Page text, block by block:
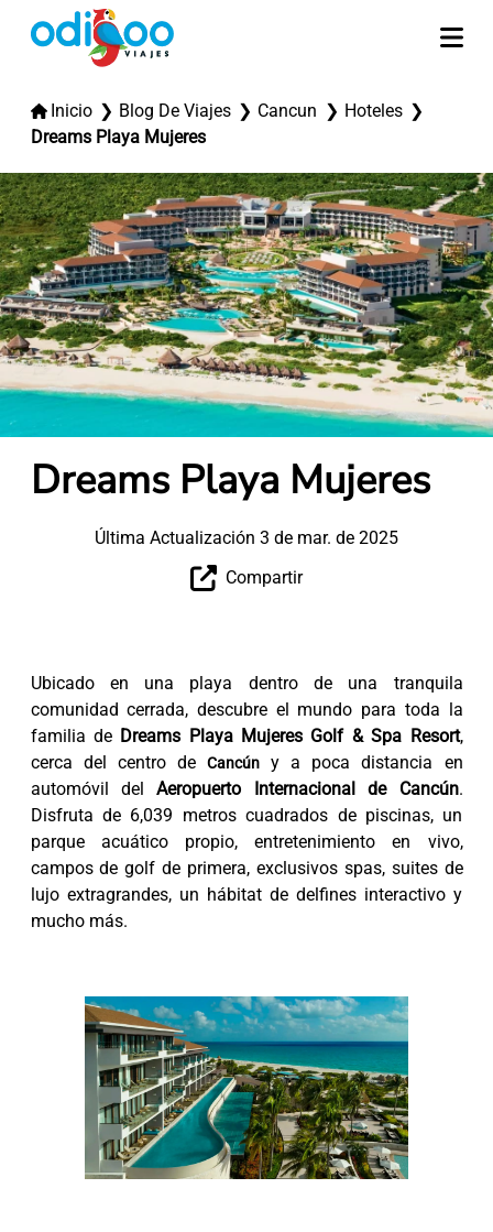
Inicio Blog De Viajes Cancun
Hoteles
Dreams Playa Mujeres
Dreams Playa Mujeres
Última Actualización 3 de mar. de 2025
Compartir
Ubicado en una playa dentro de una tranquila
comunidad cerrada, descubre el mundo para toda la
familia de Dreams Playa Mujeres Golf & Spa Resort,
cerca del centro de Cancúny a poca distancia en
automóvil delAeropuerto Internacional de Cancún.
Disfruta de 6,039 metros cuadrados de piscinas, un
parque acuático propio, entretenimiento en vivo,
campos de golf de primera, exclusivos spas, suites de
lujo extragrandes, un hábitat de delfines interactivo y
mucho más.